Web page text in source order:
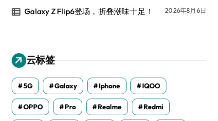
Galaxy Z Flip6登场，折叠潮味十足！ 2026年8月6日
云标签
5G Galaxy Iphone IQOO
OPPO Pro Realme Redmi